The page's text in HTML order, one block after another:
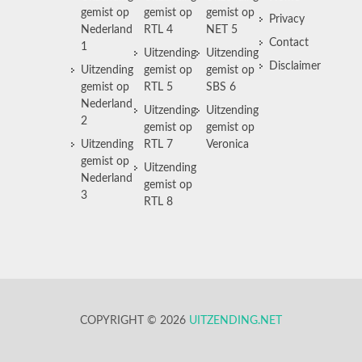
gemist op
Nederland
1
Uitzending
gemist op
Nederland
2
Uitzending
gemist op
Nederland
3
gemist op
RTL 4
Uitzending
gemist op
RTL 5
Uitzending
gemist op
RTL 7
Uitzending
gemist op
RTL 8
gemist op
NET 5
Uitzending
gemist op
SBS 6
Uitzending
gemist op
Veronica
Privacy
Contact
Disclaimer
COPYRIGHT © 2026 UITZENDING.NET